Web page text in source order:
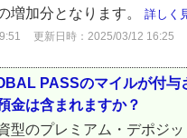
増加分となります。 詳しく
更新日時：2025/03/12 16:25
PASSのマイルが付
金は含まれますか？
型のプレミアム・デポジ